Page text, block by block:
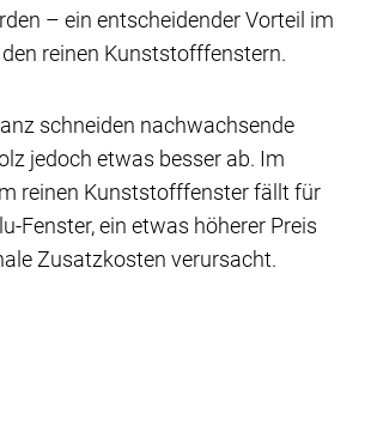
– ein entscheidender Vorteil im
reinen Kunststofffenstern.
schneiden nachwachsende
jedoch etwas besser ab. Im
reinen Kunststofffenster fällt für
Fenster, ein etwas höherer Preis
Zusatzkosten verursacht.